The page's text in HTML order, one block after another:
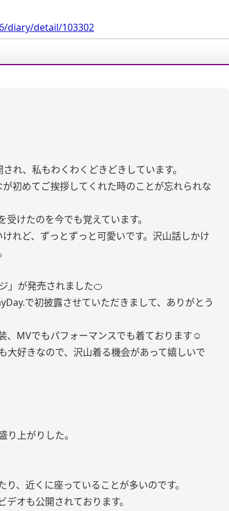
diary/detail/103302
れ、私もわくわくどきどきしています。
初めてご挨拶してくれた時のことが忘れられな
けたのを今でも覚えています。
れど、ずっとずっと可愛いです。沢山話しかけ
」が発売されました🍊
で初披露させていただきまして、ありがとう
、MVでもパフォーマンスでも着ております☺︎
大好きなので、沢山着る機会があって嬉しいで
り上がりした。
、近くに座っていることが多いのです。
オも公開されております。